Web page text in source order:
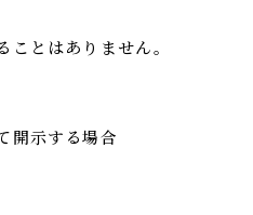
とはありません。
開示する場合